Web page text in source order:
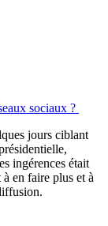
sociaux ?
jours ciblant
ingérences était
en faire plus et à